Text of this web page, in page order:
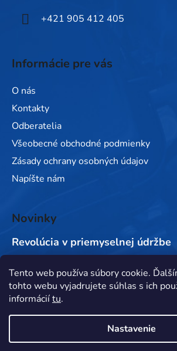
Tento web používa súbory cookie.
tohto webu vyjadrujete súhlas s ich
informáciítu.
Nastavenie
+421 905 412 405
Informácie pre vás
O nás
Kontakty
Odberatelia
Všeobecné obchodné podmienky
Zásady ochrany osobných údajov
Napíšte nám
Novinky
Revolúcia v priemyselnej údržbe
Prijímame online platby